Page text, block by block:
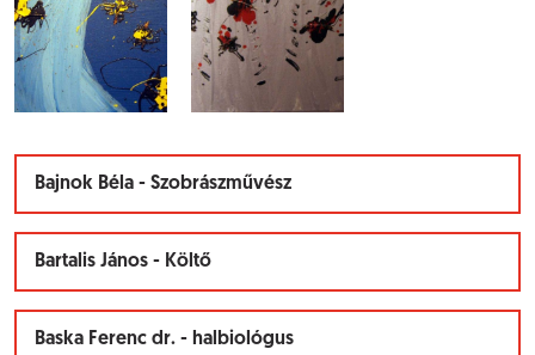
Bajnok Béla - Szobrászművész
Bartalis János - Költő
Baska Ferenc dr. - halbiológus